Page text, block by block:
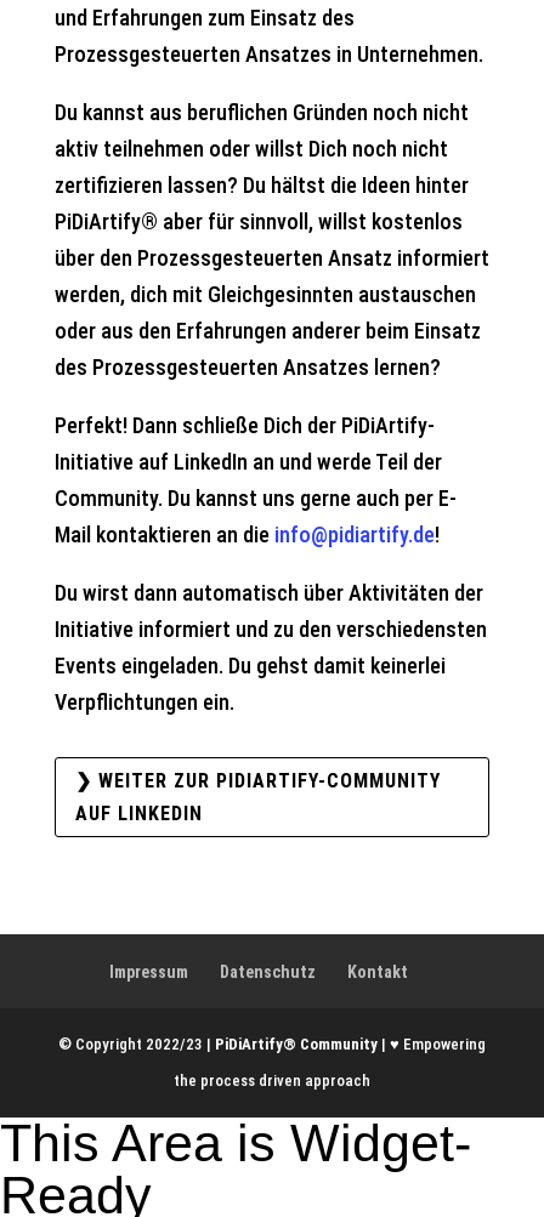
und Erfahrungen zum Einsatz des
Prozessgesteuerten Ansatzes in Unternehmen.
Du kannst aus beruflichen Gründen noch nicht
aktiv teilnehmen oder willst Dich noch nicht
zertifizieren lassen? Du hältst die Ideen hinter
PiDiArtify® aber für sinnvoll, willst kostenlos
über den Prozessgesteuerten Ansatz informiert
werden, dich mit Gleichgesinnten austauschen
oder aus den Erfahrungen anderer beim Einsatz
des Prozessgesteuerten Ansatzes lernen?
Perfekt! Dann schließe Dich der PiDiArtify-
Initiative auf LinkedIn an und werde Teil der
Community. Du kannst uns gerne auch per E-
Mail kontaktieren an die info@pidiartify.de!
Du wirst dann automatisch über Aktivitäten der
Initiative informiert und zu den verschiedensten
Events eingeladen. Du gehst damit keinerlei
Verpflichtungen ein.
❯ WEITER ZUR PIDIARTIFY-COMMUNITY
AUF LINKEDIN
Impressum Datenschutz Kontakt
© Copyright 2022/23 | PiDiArtify® Community| ♥ Empowering
the process driven approach
This Area is Widget-
Ready